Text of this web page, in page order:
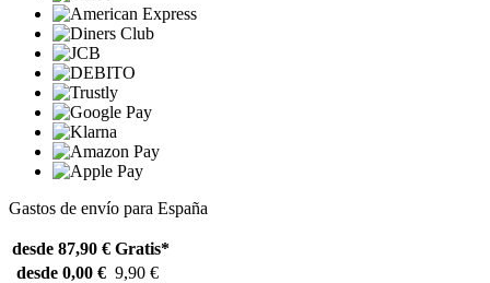
Gastos de envío para España
desde 87,90 € Gratis*
desde 0,00 € 9,90 €